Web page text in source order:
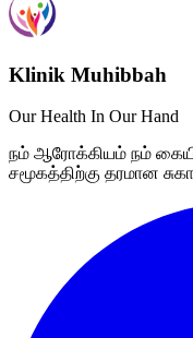
Klinik Muhibbah
Our Health In Our Hand
நம் ஆரோக்கியம் நம்
சமூகத்திற்கு தரமான